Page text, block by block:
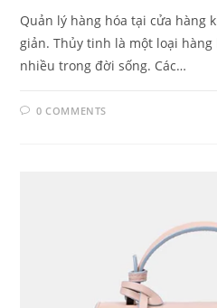
Quản lý hàng hóa tại cửa hàng
giản. Thủy tinh là một loại
nhiều trong đời sống. Các…
0 COMMENTS